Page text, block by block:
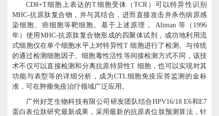
CD8+T细胞上表达的T细胞受体（TCR）可以特异性识别
MHC-抗原肽复合物，并与其结合，进而直接攻击并杀伤病原感
染细胞、癌细胞等靶细胞。基于上述原理， Altman 等（1996
年）使用MHC-抗原肽复合物形成的四聚体试剂，成功地利用流
式细胞仪在单个细胞水平上对特异性T 细胞进行了检测。与传统
的通过检测细胞因子、细胞毒性活性等间接检测方式不同，该技
术不仅可以直接检测和分离抗原特异性T 细胞，也可以实现对其
功能与表型等的详细分析，成为CTL细胞免疫应答监测的金标
准，可在肿瘤免疫治疗领域广泛应用。
广州好芝生物科技有限公司研发团队结合HPV16/18 E6和E7
蛋白表位肽研究最新成果，采用最新的抗原表位肽预测算法，针